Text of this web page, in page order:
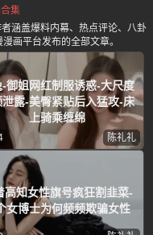
集
涵盖爆料内幕、热点评论、八卦
画平台发布的全部文章。
-御姐网红制服诱惑-大尺度
泄露-美臀紧贴后入猛攻-床
上骑乘缠绵
陈礼礼
高知女性旗号疯狂割韭菜-
女博士为何频频欺骗女性